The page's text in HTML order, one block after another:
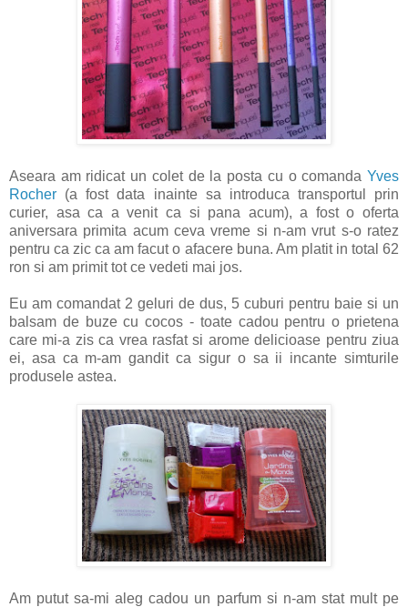
Aseara am ridicat un colet de la posta cu o comanda Yves
Rocher (a fost data inainte sa introduca transportul prin
curier, asa ca a venit ca si pana acum), a fost o oferta
aniversara primita acum ceva vreme si n-am vrut s-o ratez
pentru ca zic ca am facut o afacere buna. Am platit in total 62
ron si am primit tot ce vedeti mai jos.
Eu am comandat 2 geluri de dus, 5 cuburi pentru baie si un
balsam de buze cu cocos - toate cadou pentru o prietena
care mi-a zis ca vrea rasfat si arome delicioase pentru ziua
ei, asa ca m-am gandit ca sigur o sa ii incante simturile
produsele astea.
Am putut sa-mi aleg cadou un parfum si n-am stat mult pe